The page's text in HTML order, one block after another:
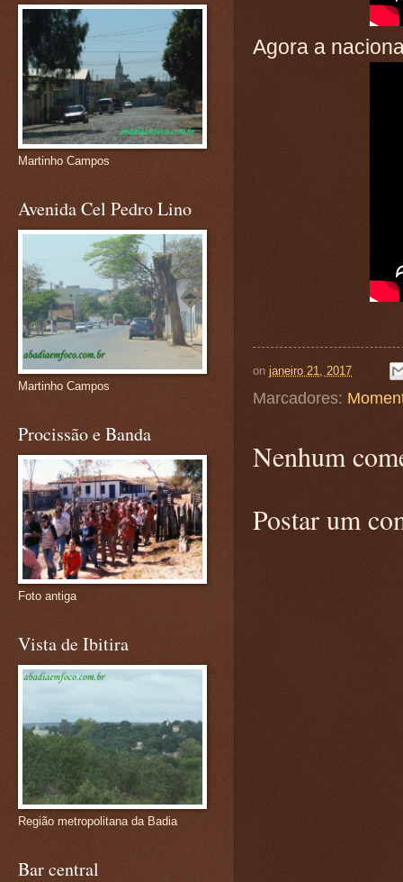
Agora a
on janeiro 21, 2017
Marcadores:
Nenhum
Postar um
Martinho Campos
Avenida Cel Pedro Lino
Martinho Campos
Procissão e Banda
Foto antiga
Vista de Ibitira
Região metropolitana da Badia
Bar central